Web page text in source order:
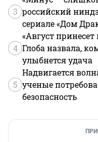
3 российский
сериале «Дом
4
«Август
Глоба назвала,
улыбнется удача
5
Надвигается
ученые
безопасность